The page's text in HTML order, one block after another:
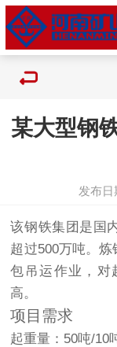
某大型钢
发布日
该钢铁集团是国
超过500万吨。
包吊运作业，对
高。
项目需求
起重量：50吨/10